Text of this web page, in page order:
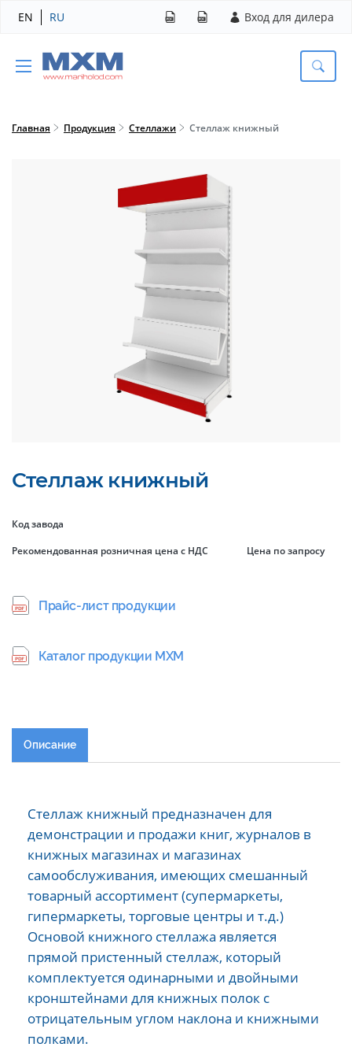
EN RU Вход для дилера
Главная Продукция Стеллажи Стеллаж книжный
Стеллаж книжный
Код завода
Рекомендованная розничная цена с НДС
Цена по запросу
Прайс-лист продукции
Каталог продукции МХМ
Описание
Стеллаж книжный предназначен для
демонстрации и продажи книг, журналов в
книжных магазинах и магазинах
самообслуживания, имеющих смешанный
товарный ассортимент (супермаркеты,
гипермаркеты, торговые центры и т.д.)
Основой книжного стеллажа является
прямой пристенный стеллаж, который
комплектуется одинарными и двойными
кронштейнами для книжных полок с
отрицательным углом наклона и книжными
полками.